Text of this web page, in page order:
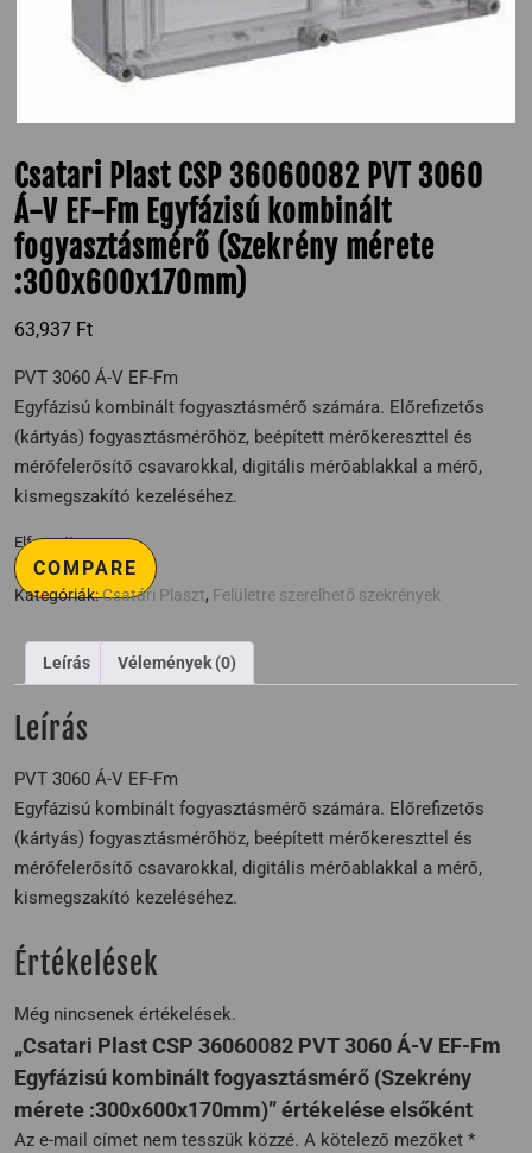
Csatari Plast CSP 36060082 PVT 3060
Á-V EF-Fm Egyfázisú kombinált
fogyasztásmérő (Szekrény mérete
:300x600x170mm)
63,937 Ft
PVT 3060 Á-V EF-Fm
Egyfázisú kombinált fogyasztásmérő számára. Előrefizetős
(kártyás) fogyasztásmérőhöz, beépített mérőkereszttel és
mérőfelerősítő csavarokkal, digitális mérőablakkal a mérő,
kismegszakító kezeléséhez.
Elfogyott
COMPARE
Kategóriák:Csatári Plaszt, Felületre szerelhető szekrények
Leírás Vélemények (0)
Leírás
PVT 3060 Á-V EF-Fm
Egyfázisú kombinált fogyasztásmérő számára. Előrefizetős
(kártyás) fogyasztásmérőhöz, beépített mérőkereszttel és
mérőfelerősítő csavarokkal, digitális mérőablakkal a mérő,
kismegszakító kezeléséhez.
Értékelések
Még nincsenek értékelések.
„Csatari Plast CSP 36060082 PVT 3060 Á-V EF-Fm
Egyfázisú kombinált fogyasztásmérő (Szekrény
mérete :300x600x170mm)” értékelése elsőként
Az e-mail címet nem tesszük közzé. A kötelező mezőket *